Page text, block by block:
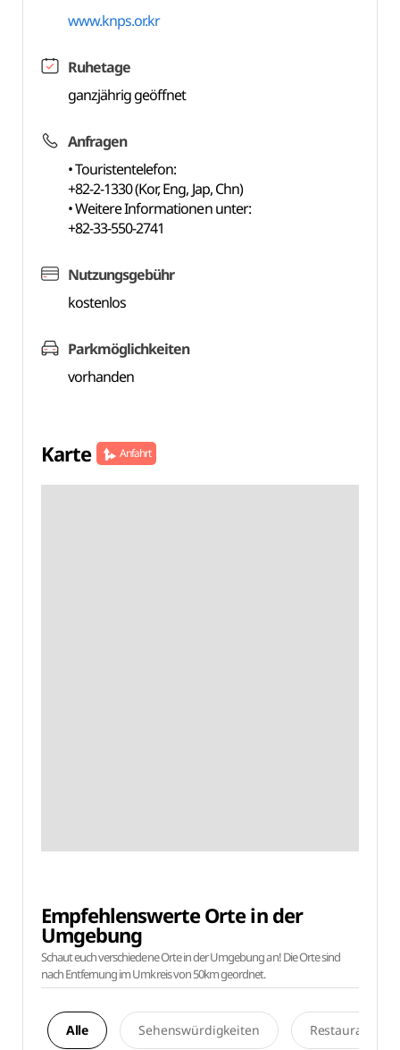
www.knps.or.kr
Ruhetage
ganzjährig geöffnet
Anfragen
• Touristentelefon:
+82-2-1330 (Kor, Eng, Jap, Chn)
• Weitere Informationen unter:
+82-33-550-2741
Nutzungsgebühr
kostenlos
Parkmöglichkeiten
vorhanden
Karte Anfahrt
Empfehlenswerte Orte in der
Umgebung
Schaut euch verschiedene Orte in der Umgebung an! Die Orte sind
nach Entfernung im Umkreis von 50km geordnet.
Alle Sehenswürdigkeiten Restaurants